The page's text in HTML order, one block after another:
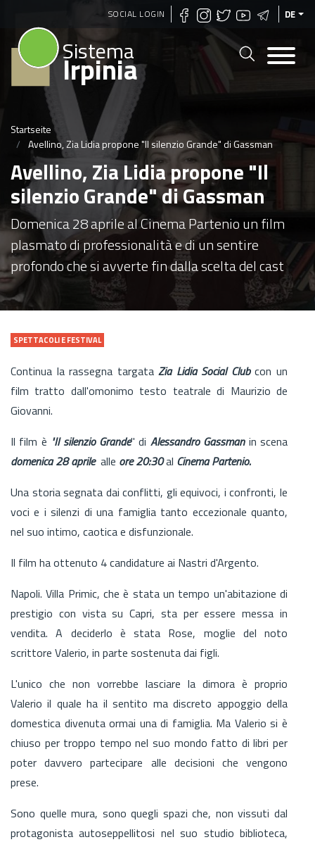
Direkt
zum
SOCIAL LOGIN DE
Sistema
Irpinia
Startseite
Avellino, Zia Lidia propone "Il silenzio Grande" di Gassman
Avellino, Zia Lidia propone "Il
silenzio Grande" di Gassman
Domenica 28 aprile al Cinema Partenio un film
plasmato di professionalità e di un sentire
profondo che si avverte fin dalla scelta del cast
SPETTACOLI E FESTIVAL
Continua la rassegna targataZia Lidia Social Clubcon un
film tratto dall'omonimo testo teatrale di Maurizio de
Giovanni.
Il film è "Il silenzio Grande" di Alessandro Gassmanin scena
domenica 28 aprilealle ore 20:30al Cinema Partenio.
Una storia segnata dai conflitti, gli equivoci, i confronti, le
voci e i silenzi di una famiglia tanto eccezionale quanto,
nel suo intimo, caotica e disfunzionale.
Il film ha ottenuto 4 candidature ai Nastri d'Argento.
Napoli. Villa Primic, che è stata un tempo un'abitazione di
prestigio con vista su Capri, sta per essere messa in
vendita. A deciderlo è stata Rose, moglie del noto
scrittore Valerio, in parte sostenuta dai figli.
L'unico che non vorrebbe lasciare la dimora è proprio
Valerio il quale ha il sentito ma discreto appoggio della
domestica divenuta ormai una di famiglia. Ma Valerio si è
chiuso per troppo tempo nel suo mondo fatto di libri per
poter davvero partecipare alle decisioni che vengono
prese.
Sono quelle mura, sono quegli spazi che, non vissuti dal
protagonista autoseppellitosi nel suo studio biblioteca,